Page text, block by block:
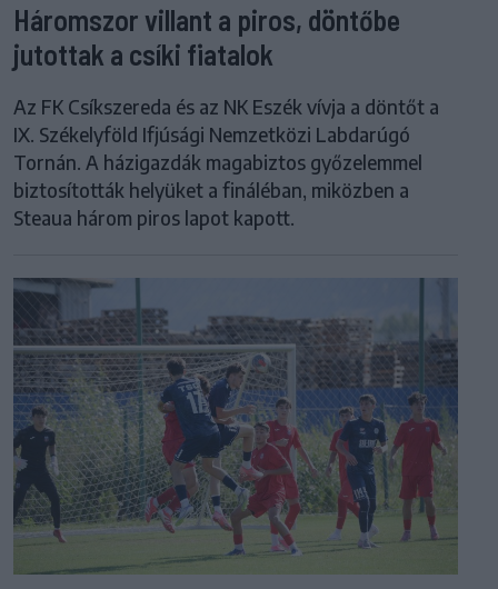
Háromszor villant a piros, döntőbe
jutottak a csíki fiatalok
Az FK Csíkszereda és az NK Eszék vívja a döntőt a
IX. Székelyföld Ifjúsági Nemzetközi Labdarúgó
Tornán. A házigazdák magabiztos győzelemmel
biztosították helyüket a fináléban, miközben a
Steaua három piros lapot kapott.